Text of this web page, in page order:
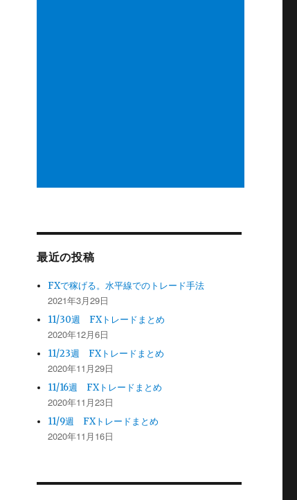
最近の投稿
FXで稼げる。水平線でのトレード手法
2021年3月29日
11/30週 FXトレードまとめ
2020年12月6日
11/23週 FXトレードまとめ
2020年11月29日
11/16週 FXトレードまとめ
2020年11月23日
11/9週 FXトレードまとめ
2020年11月16日